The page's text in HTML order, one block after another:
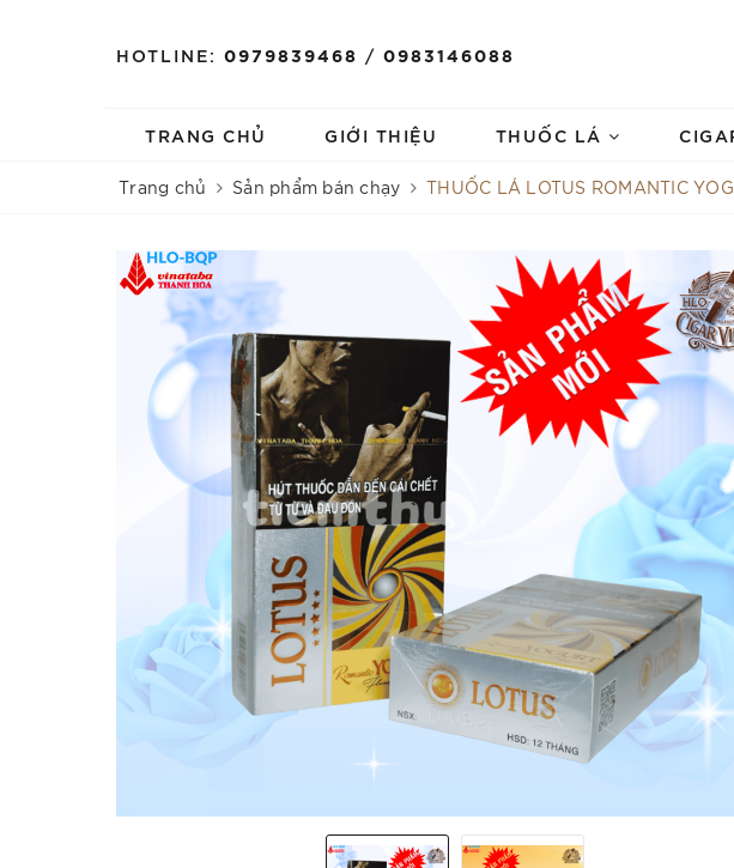
HOTLINE: 0979839468 / 0983146088
TRANG CHỦ GIỚI THIỆU THUỐC LÁ
Trang chủ Sản phẩm bán chạy THUỐC LÁ LOTUS ROMANTIC